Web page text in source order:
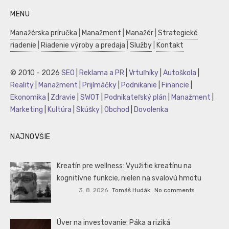
MENU
Manažérska príručka Manažment Manažér Strategické
riadenie
Riadenie výroby a predaja Služby Kontakt
© 2010 - 2026 SEO Reklama a PR Vrtuľníky Autoškola
Reality
Manažment Prijímáčky Podnikanie Financie
Ekonomika
Zdravie SWOT Podnikateľský plán Manažment
Marketing
Kultúra Skúšky Obchod Dovolenka
NAJNOVŠIE
Kreatín pre wellness: Využitie kreatínu na
kognitívne funkcie, nielen na svalovú hmotu
3. 8. 2026 Tomáš Hudák No comments
Úver na investovanie: Páka a riziká